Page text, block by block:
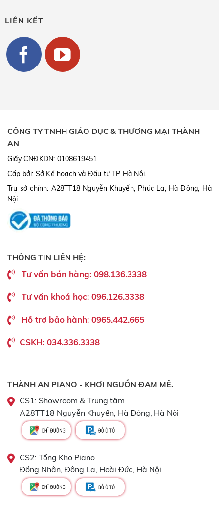
LIÊN KẾT
CÔNG TY TNHH GIÁO DỤC & THƯƠNG MẠI THÀNH
AN
Giấy CNĐKDN: 0108619451
Cấp bởi: Sở Kế hoạch và Đầu tư TP Hà Nội.
Trụ sở chính: A28TT18 Nguyễn Khuyến, Phúc La, Hà Đông, Hà
Nội.
THÔNG TIN LIÊN HỆ:
Tư vấn bán hàng: 098.136.3338
Tư vấn khoá học: 096.126.3338
Hỗ trợ bảo hành: 0965.442.665
CSKH: 034.336.3338
THÀNH AN PIANO - KHƠI NGUỒN ĐAM MÊ.
CS1: Showroom & Trung tâm
A28TT18 Nguyễn Khuyến, Hà Đông, Hà Nội
CS2: Tổng Kho Piano
Đồng Nhân, Đông La, Hoài Đức, Hà Nội